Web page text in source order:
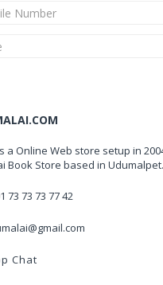
a Online Web store setup in
Book Store based in Udumalpet.
73 73 73 77 42
Chat